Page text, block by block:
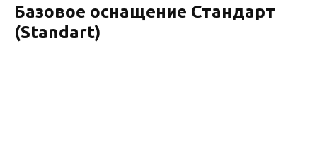
Базовое оснащение Стандарт
(Standart)